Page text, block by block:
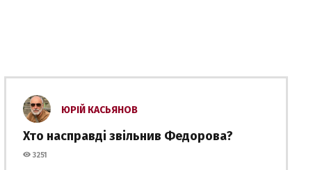
ЮРІЙ КАСЬЯНОВ
Хто насправді звільнив Федорова?
3251